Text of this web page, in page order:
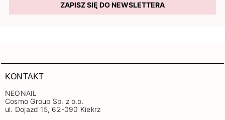
ZAPISZ SIĘ DO NEWSLETTERA
KONTAKT
NEONAIL
Cosmo Group Sp. z o.o.
ul. Dojazd 15, 62-090 Kiekrz